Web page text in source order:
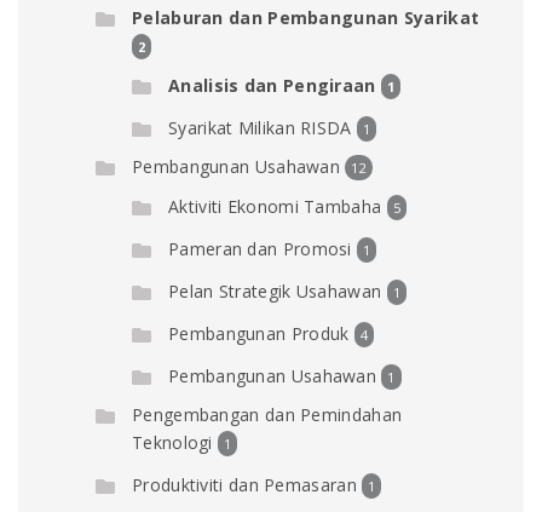
Pelaburan dan Pembangunan Syarikat
2
Analisis dan Pengiraan 1
Syarikat Milikan RISDA 1
Pembangunan Usahawan 12
Aktiviti Ekonomi Tambaha 5
Pameran dan Promosi 1
Pelan Strategik Usahawan 1
Pembangunan Produk 4
Pembangunan Usahawan 1
Pengembangan dan Pemindahan
Teknologi
1
Produktiviti dan Pemasaran 1